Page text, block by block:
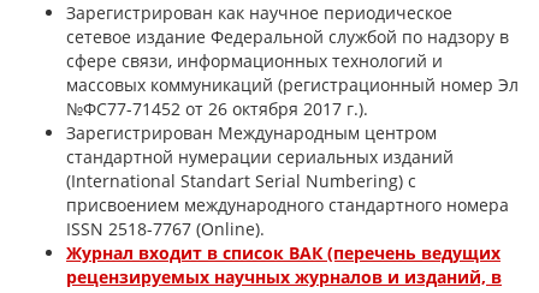
Зарегистрирован как научное периодическое
сетевое издание Федеральной службой по надзору в
сфере связи, информационных технологий и
массовых коммуникаций (регистрационный номер Эл
№ФС77-71452 от 26 октября 2017 г.).
Зарегистрирован Международным центром
стандартной нумерации сериальных изданий
(International Standart Serial Numbering) с
присвоением международного стандартного номера
ISSN 2518-7767 (Online).
Журнал входит в список ВАК (перечень ведущих
рецензируемых научных журналов и изданий, в